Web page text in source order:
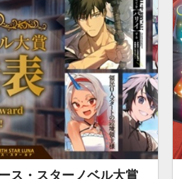
ス・スターノベル大賞